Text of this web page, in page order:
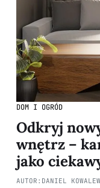
DOM I OGRÓD
Odkryj
wnętrz –
jako
AUTOR: DANIEL